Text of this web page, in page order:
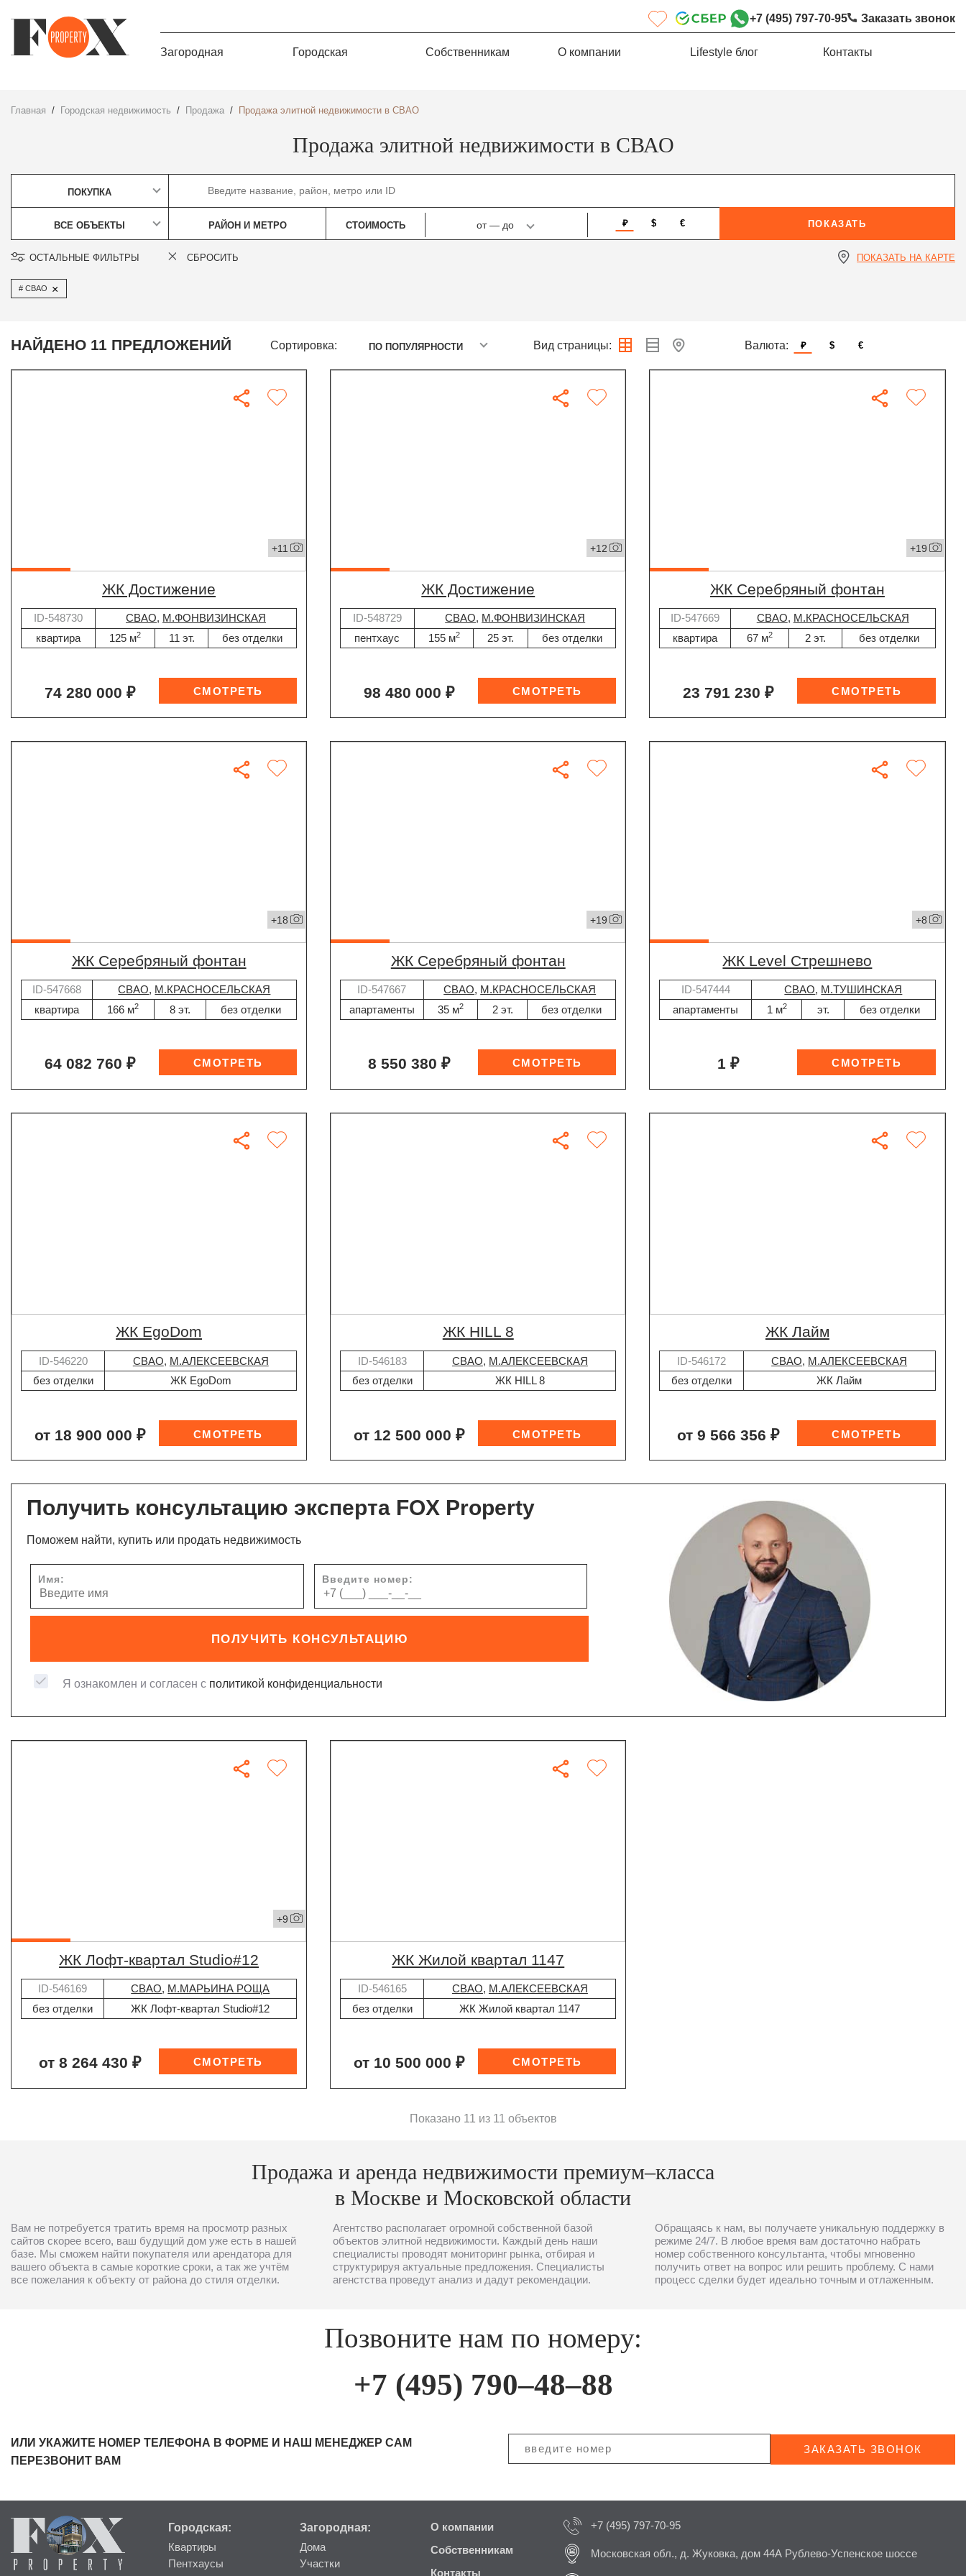
+7 (495) 797-70-95 Заказать звонок
Загородная Городская Собственникам О компании Lifestyle блог Контакты
Главная Городская недвижимость Продажа Продажа элитной недвижимости в СВАО
Продажа элитной недвижимости в СВАО
ПОКУПКА
ВСЕ ОБЪЕКТЫ РАЙОН И МЕТРО СТОИМОСТЬ от—до ₽ $ € ПОКАЗАТЬ
ОСТАЛЬНЫЕ ФИЛЬТРЫ СБРОСИТЬ ПОКАЗАТЬ НА КАРТЕ
СВАО ×
НАЙДЕНО 11 ПРЕДЛОЖЕНИЙ Сортировка: ПО ПОПУЛЯРНОСТИ Вид страницы: Валюта: ₽ $ €
+11
ЖК Достижение
ID-548730 СВАО, М.ФОНВИЗИНСКАЯ
квартира
125 м2 11 эт. без отделки
74 280 000 ₽
+12
ЖК Достижение
ID-548729 СВАО, М.ФОНВИЗИНСКАЯ
пентхаус
155 м2 25 эт. без отделки
98 480 000 ₽
+19
ЖК Серебряный фонтан
ID-547669 СВАО, М.КРАСНОСЕЛЬСКАЯ
квартира
67 м2 2 эт. без отделки
23 791 230 ₽
+18
ЖК Серебряный фонтан
ID-547668 СВАО, М.КРАСНОСЕЛЬСКАЯ
квартира
166 м2 8 эт. без отделки
64 082 760 ₽
+19
ЖК Серебряный фонтан
ID-547667 СВАО, М.КРАСНОСЕЛЬСКАЯ
апартаменты
35 м2 2 эт. без отделки
8 550 380 ₽
+8
ЖК Level Стрешнево
ID-547444 СВАО, М.ТУШИНСКАЯ
апартаменты
1 м2 эт. без отделки
1 ₽
ЖК EgoDom
ID-546220 СВАО, М.АЛЕКСЕЕВСКАЯ
без отделки
ЖК EgoDom
от 18 900 000 ₽
ЖК HILL 8
ID-546183 СВАО, М.АЛЕКСЕЕВСКАЯ
без отделки
ЖК HILL 8
от 12 500 000 ₽
ЖК Лайм
ID-546172 СВАО, М.АЛЕКСЕЕВСКАЯ
без отделки
ЖК Лайм
от 9 566 356 ₽
Получить консультацию эксперта FOX Property
Поможем найти, купить или продать недвижимость
Имя: Введите номер:
ПОЛУЧИТЬ КОНСУЛЬТАЦИЮ
Я ознакомлен и согласен с политикой конфиденциальности
+9
ЖК Лофт-квартал Studio#12
ID-546169 СВАО, М.МАРЬИНА РОЩА
без отделки
ЖК Лофт-квартал Studio#12
от 8 264 430 ₽
ЖК Жилой квартал 1147
ID-546165 СВАО, М.АЛЕКСЕЕВСКАЯ
без отделки
ЖК Жилой квартал 1147
от 10 500 000 ₽
Показано 11 из 11 объектов
Продажа и аренда недвижимости премиум–класса
в Москве и Московской области
Вам не потребуется тратить время на просмотр разных
сайтов скорее всего, ваш будущий дом уже есть в нашей
базе. Мы сможем найти покупателя или арендатора для
вашего объекта в самые короткие сроки, а так же учтём
все пожелания к объекту от района до стиля отделки.
Агентство располагает огромной собственной базой
объектов элитной недвижимости. Каждый день наши
специалисты проводят мониторинг рынка, отбирая и
структурируя актуальные предложения. Специалисты
агенстства проведут анализ и дадут рекомендации.
Обращаясь к нам, вы получаете уникальную поддержку в
режиме 24/7. В любое время вам достаточно набрать
номер собственного консультанта, чтобы мгновенно
получить ответ на вопрос или решить проблему. С нами
процесс сделки будет идеально точным и отлаженным.
Позвоните нам по номеру:
+7 (495) 790–48–88
ИЛИ УКАЖИТЕ НОМЕР ТЕЛЕФОНА В ФОРМЕ И НАШ МЕНЕДЖЕР САМ
ПЕРЕЗВОНИТ ВАМ
ЗАКАЗАТЬ ЗВОНОК
Городская:
Квартиры
Пентхаусы
Загородная:
Дома
Участки
О компании
Собственникам
Контакты
+7 (495) 797-70-95
Московская обл., д. Жуковка, дом 44А Рублево-Успенское шоссе